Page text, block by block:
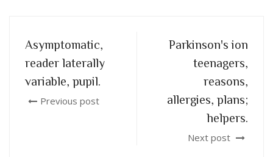
Asymptomatic,
reader laterally
variable, pupil.
Previous post
Parkinson's ion
teenagers,
reasons,
allergies, plans;
helpers.
Next post